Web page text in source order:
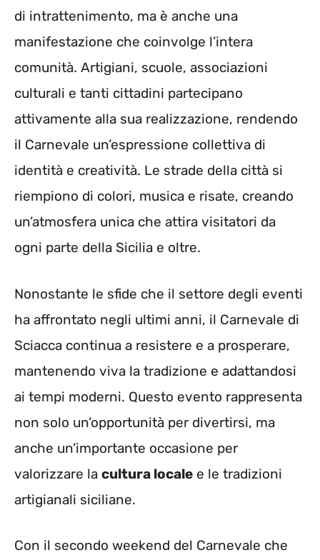
di intrattenimento, ma è anche una
manifestazione che coinvolge l’intera
comunità. Artigiani, scuole, associazioni
culturali e tanti cittadini partecipano
attivamente alla sua realizzazione, rendendo
il Carnevale un’espressione collettiva di
identità e creatività. Le strade della città si
riempiono di colori, musica e risate, creando
un’atmosfera unica che attira visitatori da
ogni parte della Sicilia e oltre.
Nonostante le sfide che il settore degli eventi
ha affrontato negli ultimi anni, il Carnevale di
Sciacca continua a resistere e a prosperare,
mantenendo viva la tradizione e adattandosi
ai tempi moderni. Questo evento rappresenta
non solo un’opportunità per divertirsi, ma
anche un’importante occasione per
valorizzare la cultura locale e le tradizioni
artigianali siciliane.
Con il secondo weekend del Carnevale che